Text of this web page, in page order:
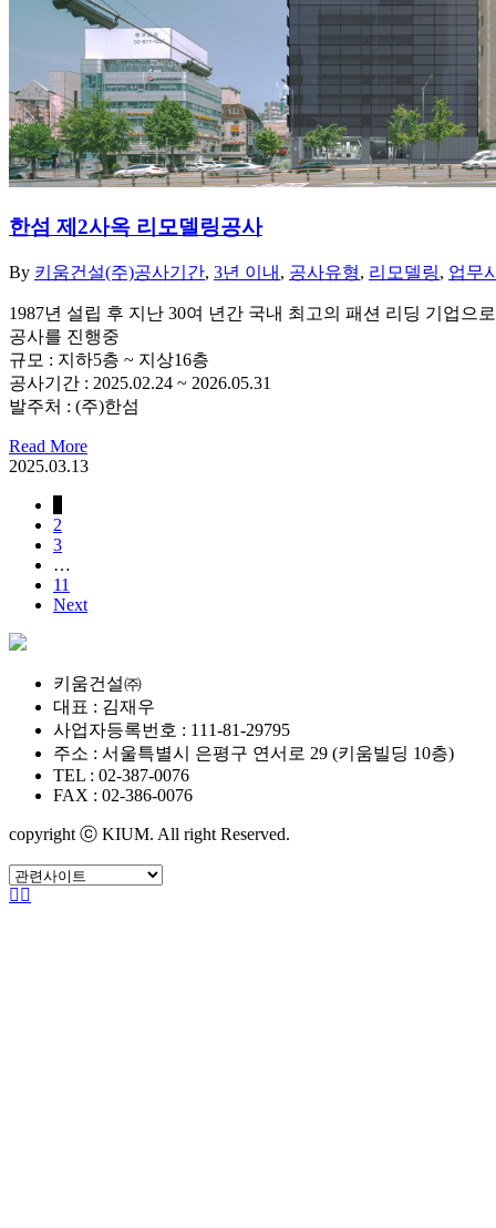
한섬 제2사옥 리모델링공사
By 키움건설(주)공사기간, 3년 이내 , 공사유형, 리모델링, 업무
1987년 설립 후 지난 30여 년간 국내 최고의 패션 리딩 기업으
공사를 진행중
규모 : 지하5층 ~ 지상16층
공사기간 : 2025.02.24 ~ 2026.05.31
발주처 : (주)한섬
Read More
2025.03.13
2
3
…
11
Next
키움건설㈜
대표 : 김재우
사업자등록번호 : 111-81-29795
주소 : 서울특별시 은평구 연서로 29 (키움빌딩 10층)
TEL : 02-387-0076
FAX : 02-386-0076
copyright ⓒ KIUM. All right Reserved.